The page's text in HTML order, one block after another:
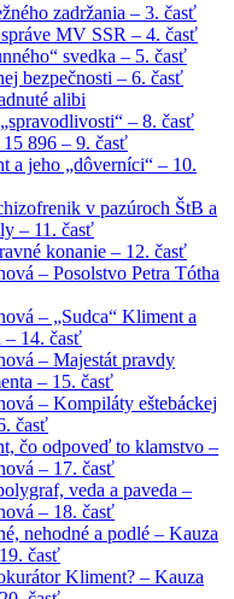
zadržania – 3. časť
MV SSR – 4. časť
svedka – 5. časť
bezpečnosti – 6. časť
alibi
– 8. časť
896 – 9. časť
a jeho „dôverníci“ – 10.
v pazúroch ŠtB a
– 11. časť
konanie – 12. časť
– Posolstvo Petra Tótha
– „Sudca“ Kliment a
– 14. časť
– Majestát pravdy
– 15. časť
– Kompiláty eštebáckej
časť
čo odpoveď to klamstvo –
– 17. časť
veda a paveda –
– 18. časť
nehodné a podlé – Kauza
časť
Kliment? – Kauza